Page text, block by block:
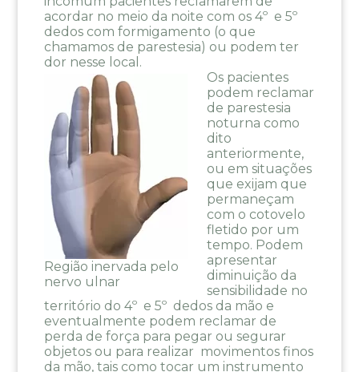
acordar no meio da noite com os 4º e 5º
dedos com formigamento (o que
chamamos de parestesia) ou podem ter
dor nesse local.
Região inervada pelo
nervo ulnar
Os pacientes
podem reclamar
de parestesia
noturna como
dito
anteriormente,
ou em situações
que exijam que
permaneçam
com o cotovelo
fletido por um
tempo. Podem
apresentar
diminuição da
sensibilidade no
território do 4º e 5º dedos da mão e
eventualmente podem reclamar de
perda de força para pegar ou segurar
objetos ou para realizar movimentos finos
da mão, tais como tocar um instrumento